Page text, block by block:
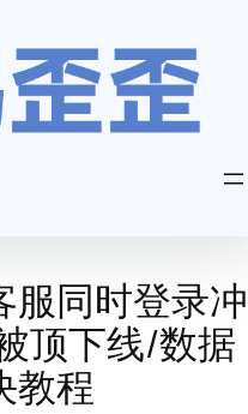
服同时登录冲
顶下线/数据
教程